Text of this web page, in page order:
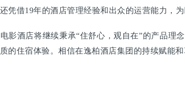
凭借19年的酒店管理经验和出众的运营能力，
酒店将继续秉承“住舒心，观自在”的产品理
的住宿体验。相信在逸柏酒店集团的持续赋能